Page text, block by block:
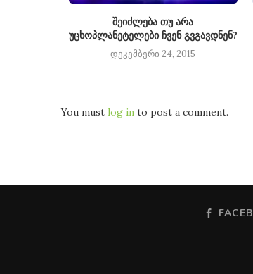
შეიძლება თუ არა
უცხოპლანეტელები ჩვენ გვგავდნენ?
დეკემბერი 24, 2015
You must log in to post a comment.